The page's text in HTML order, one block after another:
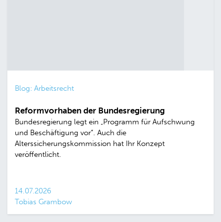
Blog: Arbeitsrecht
Reformvorhaben der Bundesregierung
Bundesregierung legt ein „Programm für Aufschwung
und Beschäftigung vor“. Auch die
Alterssicherungskommission hat Ihr Konzept
veröffentlicht.
14.07.2026
Tobias Grambow